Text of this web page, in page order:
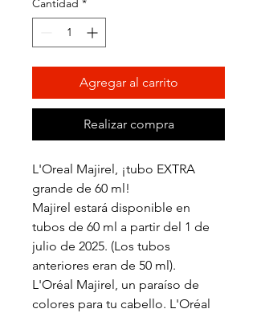
Cantidad *
Agregar al carrito
Realizar compra
L'Oreal Majirel, ¡tubo EXTRA
grande de 60 ml!
Majirel estará disponible en
tubos de 60 ml a partir del 1 de
julio de 2025. (Los tubos
anteriores eran de 50 ml).
L'Oréal Majirel, un paraíso de
colores para tu cabello. L'Oréal